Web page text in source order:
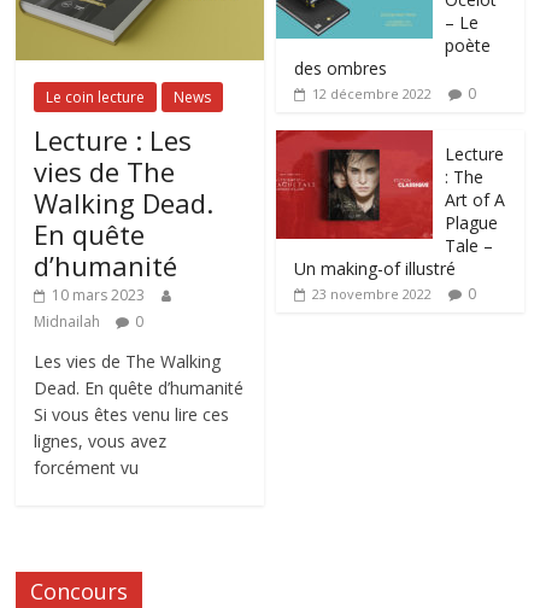
Le coin lecture News
Lecture : Les
vies de The
Walking Dead.
En quête
d’humanité
10 mars 2023
Midnailah
0
Les vies de The Walking
Dead. En quête d’humanité
Si vous êtes venu lire ces
lignes, vous avez
forcément vu
– Le
poète
des ombres
12 décembre 2022 0
Lecture
: The
Art of A
Plague
Tale –
Un making-of illustré
23 novembre 2022 0
Concours